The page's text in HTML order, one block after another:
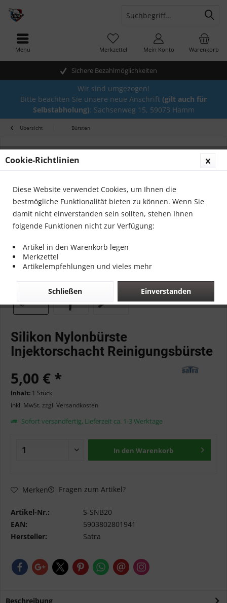
Sichere Bezahlmöglichkeiten
Warenkorb
Merkzettel Mein Konto
Menü
Wir sind umgezogen!
Bitte beachten Sie unsere neue Anschrift (gilt auch für
Selbstabholung): Sachsenweg 15, 59073 Hamm
Übersicht Bürsten
Silikon Nylonbürste
Injektorschacht Reinigungsbürste
5,00 € *
Inhalt: 1 Stück
inkl. MwSt. zzgl. Versandkosten
Sofort versandfertig, Lieferzeit ca. 1-3 Werktage
In den Warenkorb
Merken Fragen zum Artikel?
Artikel-Nr.:
S-SNB20
EAN:
5903802801941
Hersteller:
Satra
Beschreibung
Cookie-Richtlinien
Diese Website verwendet Cookies, um Ihnen die
bestmögliche Funktionalität bieten zu können. Wenn Sie
damit nicht einverstanden sein sollten, stehen Ihnen
folgende Funktionen nicht zur Verfügung:
Artikel in den Warenkorb legen
Merkzettel
Artikelempfehlungen und vieles mehr
Einverstanden
Schließen